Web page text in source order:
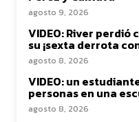
agosto 9, 2026
VIDEO: River perdió
su ¡sexta derrota
agosto 8, 2026
VIDEO: un
personas en una
agosto 8, 2026